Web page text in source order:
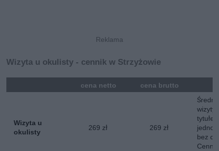
Wizyta u okulisty - cennik w Strzyżowie
cena netto cena brutto
Wizyta u
okulisty
269 zł 269 zł
Średni
wizyty
bez